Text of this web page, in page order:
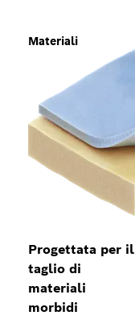
Progettata per il
taglio di
materiali
morbidi
Materiali